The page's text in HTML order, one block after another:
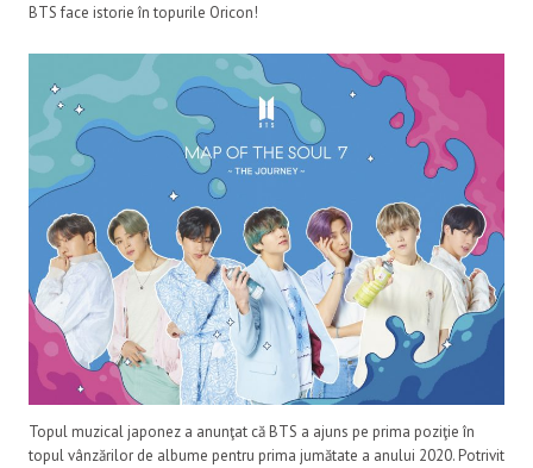
BTS face istorie în topurile Oricon!
Topul muzical japonez a anunţat că BTS a ajuns pe prima poziţie în
topul vânzărilor de albume pentru prima jumătate a anului 2020. Potrivit